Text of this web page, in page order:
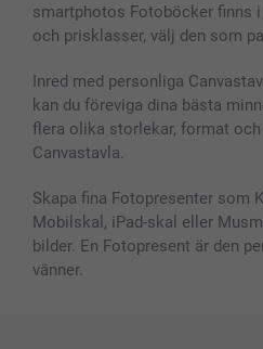
smartphotos Fotoböcker finns
och prisklasser, välj den som
Inred med personliga
kan du föreviga dina bästa
flera olika storlekar, format
Canvastavla.
Skapa fina Fotopresenter som
Mobilskal, iPad-skal eller
bilder. En Fotopresent är den
vänner.